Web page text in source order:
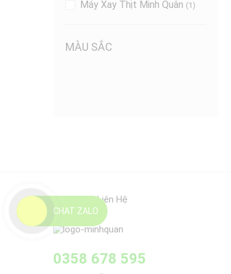
Máy Xay Thịt Minh Quân (1)
MÀU SẮC
CHAT ZALO
Thông Tin Liên Hệ
0358 678 595